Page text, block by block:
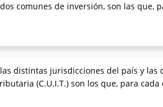
comunes de inversión, son las que,
distintas jurisdicciones del país y
(C.U.I.T.) son los que, para cada